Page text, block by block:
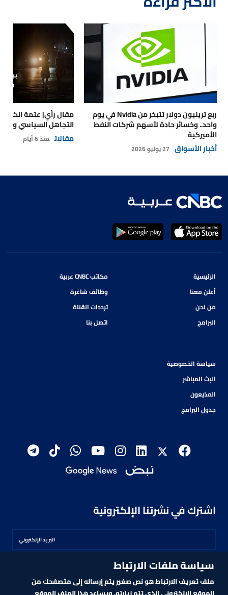
ربع تريليون دولار تتبخر من Nvidia في يوم
واحد.. وخسائر حادة لأسهم شركات النفط
الأميركية
أخبار الأسواق 27 يوليو 2026
مقال رأي| عتمة
التجاهل السياسي
مقالات منذ 6 أيام
الرئيسية
أعلن معنا
من نحن
البرامج
مكاتب CNBC عربية
وظائف شاغرة
ترددات القناة
اتصل بنا
سياسة الخصوصية
البث المباشر
المذيعون
جدول البرامج
اشترك في نشرتنا الإلكترونية
اشترك
سياسة ملفات الارتباط
ملف تعريف الارتباط هو نص صغير يتم إرساله إلى متصفحك من